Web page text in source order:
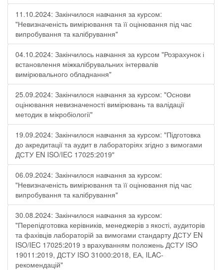
11.10.2024: Закінчилося навчання за курсом:
"Невизначеність вимірювання та її оцінювання під час
випробування та калібрування"
04.10.2024: Закінчилось навчання за курсом "Розрахунок і
встановлення міжкалібрувальних інтервалів
вимірювального обладнання"
25.09.2024: Закінчилося навчання за курсом: "Основи
оцінювання невизначеності вимірювань та валідації
методик в мікробіології"
19.09.2024: Закінчилося навчання за курсом: "Підготовка
до акредитації та аудит в лабораторіях згідно з вимогами
ДСТУ EN ISO/IEC 17025:2019"
06.09.2024: Закінчилося навчання за курсом:
"Невизначеність вимірювання та її оцінювання під час
випробування та калібрування"
30.08.2024: Закінчилося навчання за курсом:
"Перепідготовка керівників, менеджерів з якості, аудиторів
та фахівців лабораторій за вимогами стандарту ДСТУ EN
ISO/IEC 17025:2019 з врахуванням положень ДСТУ ISO
19011:2019, ДСТУ ISO 31000:2018, ЕА, ILAC-
рекомендацій"